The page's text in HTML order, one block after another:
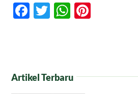
Facebook
TwitterWhatsApp
Artikel Terbaru